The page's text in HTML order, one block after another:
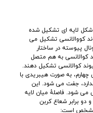
شکل لایه ای تشکیل شده
كووالانسی تشکیل می
پيوسته در ساختار
کوالانسی به هم متصل
کوالانسی تشکیل دهند.
به صورت هيبريدی با
جفت می شود. این
شود. فاصلۀ میان لایه
دو برابر شعاع كربن
مشخص است: